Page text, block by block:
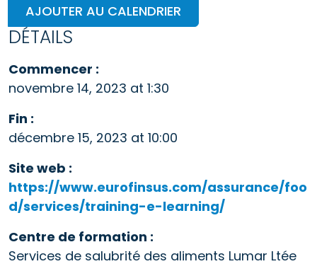
AJOUTER AU CALENDRIER
DÉTAILS
Commencer :
novembre 14, 2023 at 1:30
Fin :
décembre 15, 2023 at 10:00
Site web :
https://www.eurofinsus.com/assurance/foo
d/services/training-e-learning/
Centre de formation :
Services de salubrité des aliments Lumar Ltée